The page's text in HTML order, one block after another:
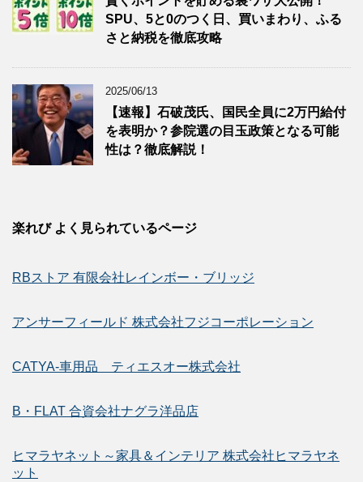
SPU、5と0のつく日、買いまわり、ふる
さと納税を徹底攻略
2025/06/13
【速報】石破茂氏、国民全員に2万円給付
を表明か？参院選の目玉政策となる可能
性は？徹底解説！
楽れび よく見られているページ
RBストア 有限会社レインボー・ブリッジ
アンサーフィールド 株式会社フジコーポレーション
CATYA-車用品 ティエスオー株式会社
B・FLAT 合資会社ナグラ洋品店
ヒマラヤネット～家具＆インテリア 株式会社ヒマラヤネ
ット